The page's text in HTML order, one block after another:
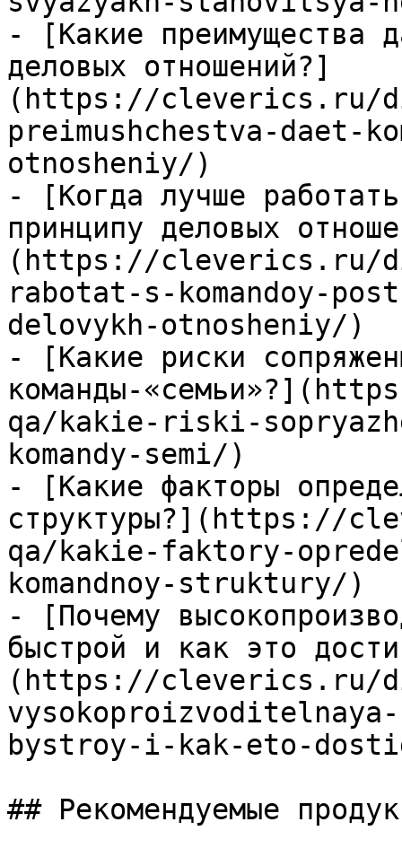
- [Какие преимущества
деловых отношений?]
(https://cleverics.ru/
preimushchestva-daet-
otnosheniy/)
- [Когда лучше
принципу деловых
(https://cleverics.ru/
rabotat-s-komandoy-
delovykh-otnosheniy/)
- [Какие риски
команды-
qa/kakie-riski-
komandy-semi/)
- [Какие факторы
структуры?](https://
qa/kakie-faktory-
komandnoy-struktury/)
- [Почему
быстрой и как это
(https://cleverics.ru/
vysokoproizvoditelnaya-
bystroy-i-kak-eto-
## Рекомендуемые